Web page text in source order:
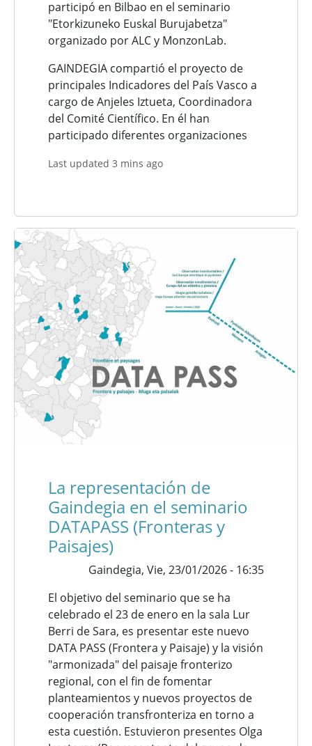
participó en Bilbao en el seminario
"Etorkizuneko Euskal Burujabetza"
organizado por ALC y MonzonLab.
GAINDEGIA compartió el proyecto de
principales Indicadores del País Vasco a
cargo de Anjeles Iztueta, Coordinadora
del Comité Científico. En él han
participado diferentes organizaciones
Last updated 3 mins ago
La representación de
Gaindegia en el seminario
DATAPASS (Fronteras y
Paisajes)
Gaindegia, Vie, 23/01/2026 - 16:35
El objetivo del seminario que se ha
celebrado el 23 de enero en la sala Lur
Berri de Sara, es presentar este nuevo
DATA PASS (Frontera y Paisaje) y la visión
"armonizada" del paisaje fronterizo
regional, con el fin de fomentar
planteamientos y nuevos proyectos de
cooperación transfronteriza en torno a
esta cuestión. Estuvieron presentes Olga